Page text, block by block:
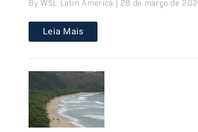
By WSL Latin America | 28 de março de
Leia Mais